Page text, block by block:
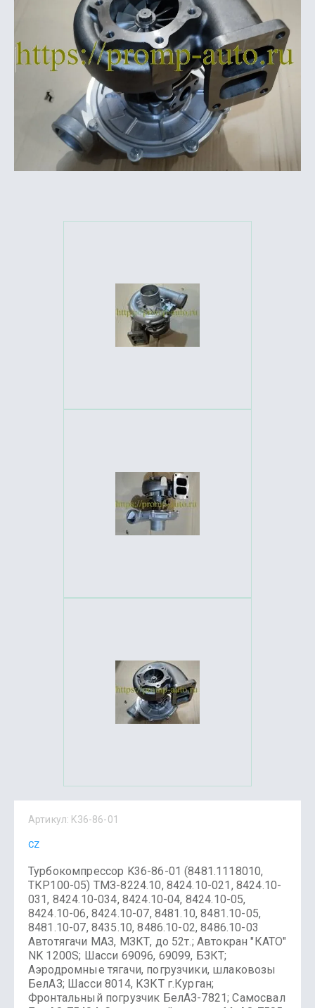
Артикул: K36-86-01
CZ
Турбокомпрессор K36-86-01 (8481.1118010,
ТКР100-05) ТМЗ-8224.10, 8424.10-021, 8424.10-
031, 8424.10-034, 8424.10-04, 8424.10-05,
8424.10-06, 8424.10-07, 8481.10, 8481.10-05,
8481.10-07, 8435.10, 8486.10-02, 8486.10-03
Автотягачи МАЗ, МЗКТ, до 52т.; Автокран "КАТО"
NK 1200S; Шасси 69096, 69099, БЗКТ;
Аэродромные тягачи, погрузчики, шлаковозы
БелАЗ; Шасси 8014, КЗКТ г.Курган;
Фронтальный погрузчик БелАЗ-7821; Самосвал